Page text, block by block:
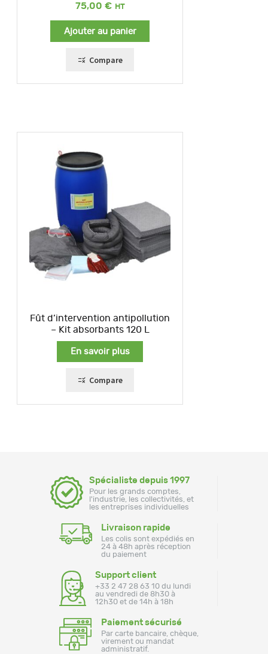
75,00 €
Ajouter au panier
Compare
Fût d’intervention antipollution
– Kit absorbants 120 L
En savoir plus
Compare
Spécialiste depuis 1997
Pour les grands comptes,
l'industrie, les collectivités, et
les entreprises individuelles
Livraison rapide
Les colis sont expédiés en
24 à 48h après réception
du paiement
Support client
+33 2 47 28 63 10 du lundi
au vendredi de 8h30 à
12h30 et de 14h à 18h
Paiement sécurisé
Par carte bancaire, chèque,
virement ou mandat
administratif.